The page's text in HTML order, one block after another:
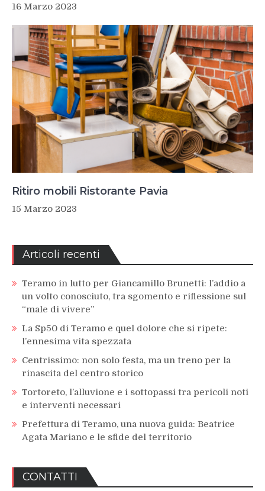
16 Marzo 2023
Ritiro mobili Ristorante Pavia
15 Marzo 2023
Articoli recenti
Teramo in lutto per Giancamillo Brunetti: l’addio a
un volto conosciuto, tra sgomento e riflessione sul
“male di vivere”
La Sp50 di Teramo e quel dolore che si ripete:
l’ennesima vita spezzata
Centrissimo: non solo festa, ma un treno per la
rinascita del centro storico
Tortoreto, l’alluvione e i sottopassi tra pericoli noti
e interventi necessari
Prefettura di Teramo, una nuova guida: Beatrice
Agata Mariano e le sfide del territorio
CONTATTI